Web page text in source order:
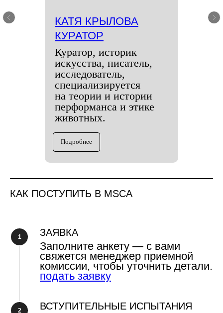
КАТЯ КРЫЛОВА
КУРАТОР
Куратор, историк
искусства, писатель,
исследователь,
специализируется
на теории и истории
перформанса и этике
животных.
Подробнее
КАК ПОСТУПИТЬ В MSCA
ЗАЯВКА
Заполните анкету — с вами
свяжется менеджер приемной
комиссии, чтобы уточнить детали.
подать заявку
ВСТУПИТЕЛЬНЫЕ ИСПЫТАНИЯ